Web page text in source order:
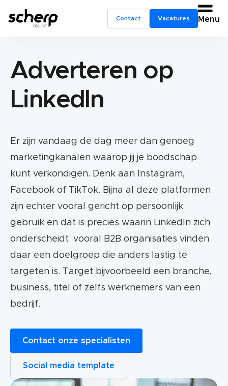
Contact Vacatures Menu
Adverteren op
LinkedIn
Er zijn vandaag de dag meer dan genoeg
marketingkanalen waarop jij je boodschap
kunt verkondigen. Denk aan Instagram,
Facebook of TikTok. Bijna al deze platformen
zijn echter vooral gericht op persoonlijk
gebruik en dat is precies waarin LinkedIn zich
onderscheidt: vooral B2B organisaties vinden
daar een doelgroep die anders lastig te
targeten is. Target bijvoorbeeld een branche,
business, titel of zelfs werknemers van een
bedrijf.
Contact onze specialisten
Social media template